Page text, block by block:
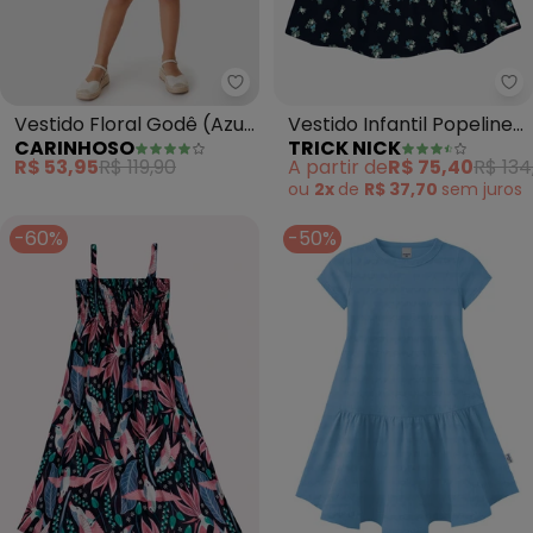
Carinhoso - Vestido Floral
Vestido Floral Godê (Azul
Claro)
CARINHOSO
R$ 53,95R$ 119,90
Vestido Infantil Popeline
com Laço (Azul)
TRICK NICK
A partir deR$ 75,40R$
ou 2x de R$ 37,70 sem juros
-60% -50%